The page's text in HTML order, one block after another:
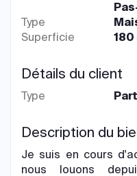
Type
Superficie
180
Détails du client
Type
Description du
Je suis en cours
nous louons